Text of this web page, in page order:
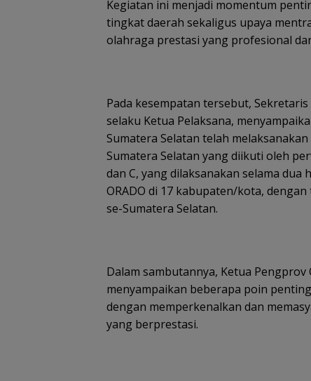
Kegiatan ini menjadi momentum
tingkat daerah sekaligus upaya
olahraga prestasi yang profesional
Pada kesempatan tersebut,
selaku Ketua Pelaksana,
Sumatera Selatan telah
Sumatera Selatan yang diikuti oleh
dan C, yang dilaksanakan selama
ORADO di 17 kabupaten/kota,
se-Sumatera Selatan.
Dalam sambutannya, Ketua Pengprov
menyampaikan beberapa poin
dengan memperkenalkan dan
yang berprestasi.